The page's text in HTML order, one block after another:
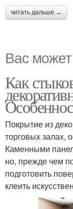
читать дальше →
Вас
Как
Покрытие из
торговых
Каменными
но, прежде чем
подготовить
клеить